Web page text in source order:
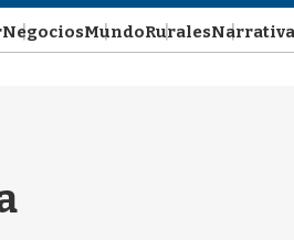
NegociosMundoRurales